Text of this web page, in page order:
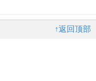
↑返回顶部